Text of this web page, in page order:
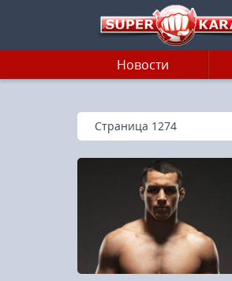
Новости
Главная
»
Страница 1274